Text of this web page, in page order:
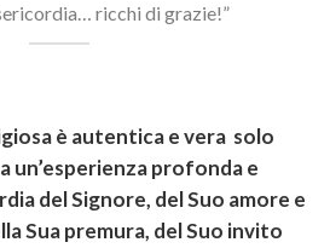
ricchi di grazie!”
è autentica e vera solo
un’esperienza profonda e
del Signore, del Suo amore e
Sua premura, del Suo invito